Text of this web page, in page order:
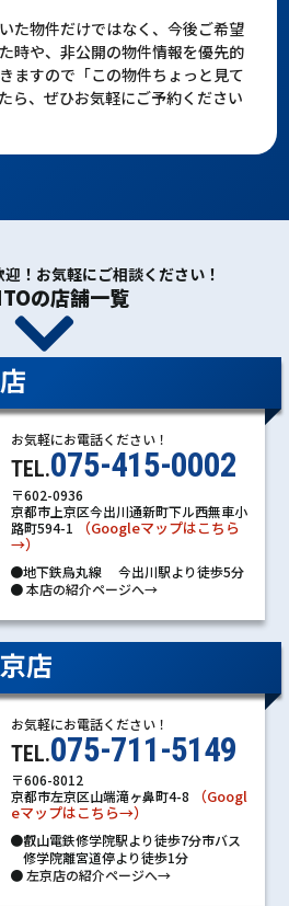
た物件だけではなく、今後ご希望
時や、非公開の物件情報を優先的
ますので「この物件ちょっと見て
ら、ぜひお気軽にご予約ください
！お気軽にご相談ください！
の店舗一覧
お気軽にお電話ください！
TEL.075-415-0002
〒602-0936
京都市上京区今出川通新町下ル西無車小
路町594-1
（Googleマップはこちら
→）
●地下鉄烏丸線 今出川駅より徒歩5分
●本店の紹介ページへ→
店
お気軽にお電話ください！
TEL.075-711-5149
〒606-8012
京都市左京区山端滝ヶ鼻町4-8
（Googl
eマップはこちら→）
●叡山電鉄修学院駅より徒歩7分市バス
修学院離宮道停より徒歩1分
●左京店の紹介ページへ→